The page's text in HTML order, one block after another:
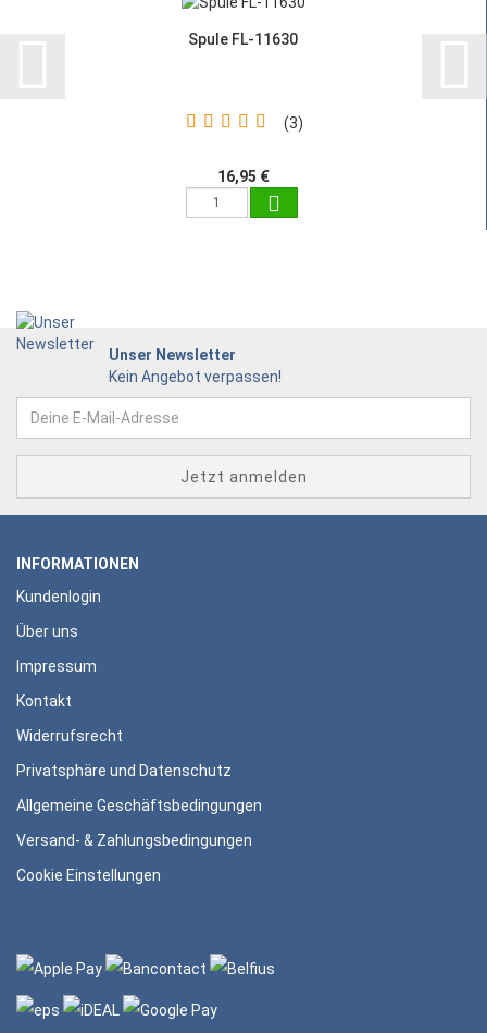
Spule FL-11630
3
16,95 €
Unser Newsletter
Kein Angebot verpassen!
INFORMATIONEN
Kundenlogin
Über uns
Impressum
Kontakt
Widerrufsrecht
Privatsphäre und Datenschutz
Allgemeine Geschäftsbedingungen
Versand- & Zahlungsbedingungen
Cookie Einstellungen